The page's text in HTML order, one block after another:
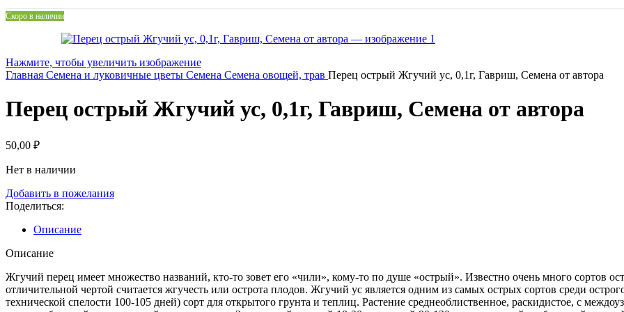
Скоро в наличии
Нажмите, чтобы увеличить изображение
Главная Семена и луковичные цветы Семена Семена овощей, трав Перец острый Жгучий ус, 0,1г, Гавриш, Семена от автора
Перец острый Жгучий ус, 0,1г, Гавриш, Семена от автора
50,00 ₽
Нет в наличии
Добавить в пожелания
Поделиться:
Описание
Описание
Жгучий перец имеет множество названий, кто-то зовет его «чили», кому-то по душе «острый». Известно очень много сортов
отличительной чертой считается жгучесть или острота плодов. Жгучий ус является одним из самых острых сортов среди
технической спелости 100-105 дней) сорт для открытого грунта и теплиц. Растение среднеоблиственное, раскидистое, с